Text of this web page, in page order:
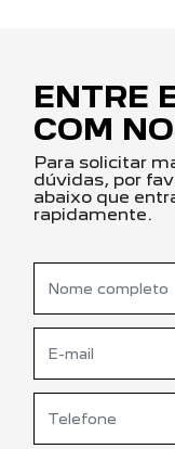
ENTRE
COM
Para solicitar
dúvidas, por
abaixo que
rapidamente.